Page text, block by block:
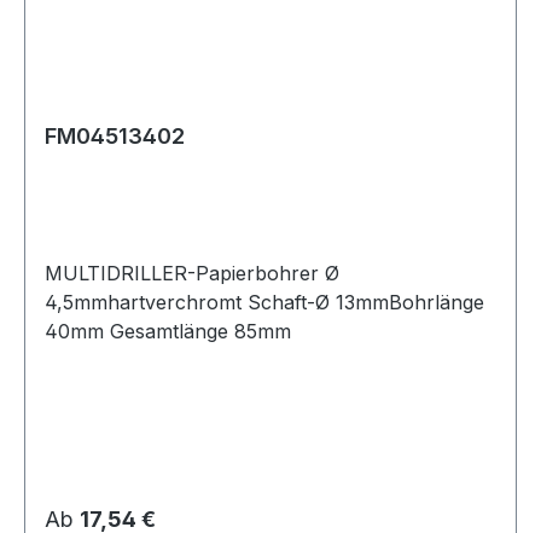
FM04513402
MULTIDRILLER-Papierbohrer Ø
4,5mmhartverchromt Schaft-Ø 13mmBohrlänge
40mm Gesamtlänge 85mm
Regulärer Preis:
Ab 17,54 €